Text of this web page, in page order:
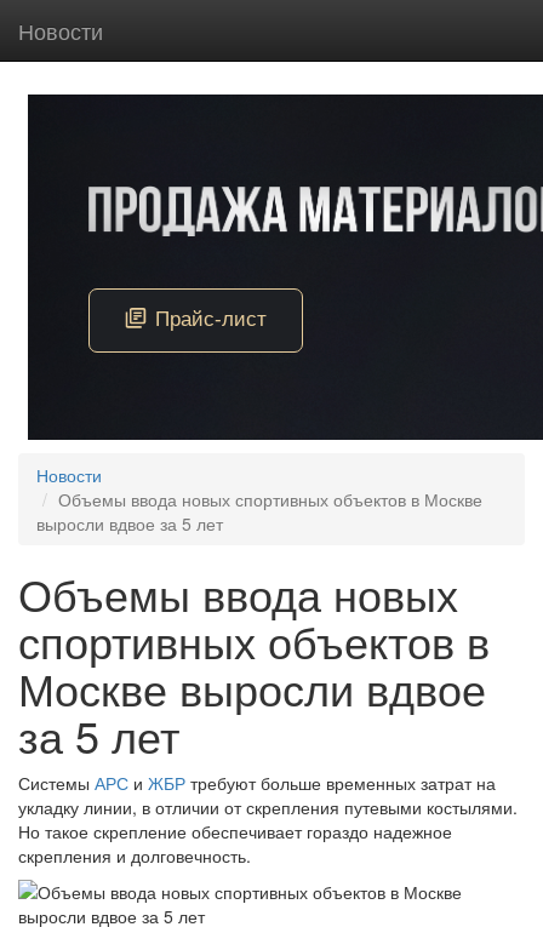
Новости
Новости
Объемы ввода новых спортивных объектов в Москве
выросли вдвое за 5 лет
Объемы ввода новых
спортивных объектов в
Москве выросли вдвое
за 5 лет
Системы АРС и ЖБР требуют больше временных затрат на
укладку линии, в отличии от скрепления путевыми костылями.
Но такое скрепление обеспечивает гораздо надежное
скрепления и долговечность.